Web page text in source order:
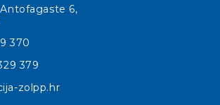
6,
370
379
zolpp.hr